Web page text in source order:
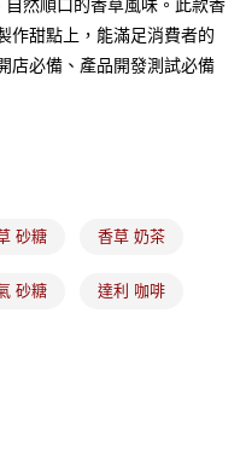
然順口的香草風味。此款香
作甜點上，能滿足消費者的
店必備、產品開發測試必備
砂糖 香草 奶茶
砂糖 達利 咖啡